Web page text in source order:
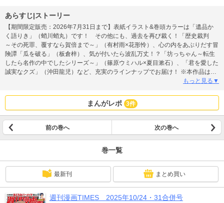
あらすじ|ストーリー
【期間限定販売：2026年7月31日まで】表紙イラスト&巻頭カラーは「遺品か
く語りき」（蛸川蛸丸）です！ その他にも、過去を再び裁く！「歴史裁判
～その死罪、覆すなら賀倍まで～」（有村雨×花形怜）、心の内をあぶりだす冒
険譚「瓜を破る」（板倉梓）、気が付いたら波乱万丈！？「坊っちゃん～転生
したら名作の中でしたシリーズ～」（篠原ウミハル×夏目漱石）、「君を愛した
誠実なクズ」（沖田龍児）など、充実のラインナップでお届け！ ※本作品は紙
もっと見る▼
まんがレポ 3件
前の巻へ 次の巻へ
巻一覧
最新刊 まとめ買い
週刊漫画TIMES 2025年10/24・31合併号